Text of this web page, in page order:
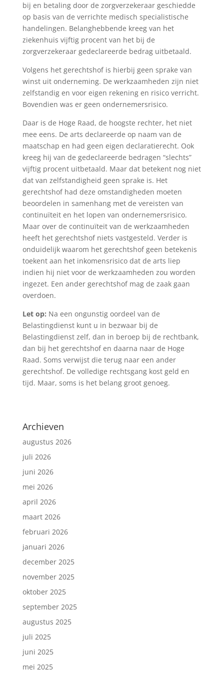
bij en betaling door de zorgverzekeraar geschiedde
op basis van de verrichte medisch specialistische
handelingen. Belanghebbende kreeg van het
ziekenhuis vijftig procent van het bij de
zorgverzekeraar gedeclareerde bedrag uitbetaald.
Volgens het gerechtshof is hierbij geen sprake van
winst uit onderneming. De werkzaamheden zijn niet
zelfstandig en voor eigen rekening en risico verricht.
Bovendien was er geen ondernemersrisico.
Daar is de Hoge Raad, de hoogste rechter, het niet
mee eens. De arts declareerde op naam van de
maatschap en had geen eigen declaratierecht. Ook
kreeg hij van de gedeclareerde bedragen “slechts”
vijftig procent uitbetaald. Maar dat betekent nog niet
dat van zelfstandigheid geen sprake is. Het
gerechtshof had deze omstandigheden moeten
beoordelen in samenhang met de vereisten van
continuïteit en het lopen van ondernemersrisico.
Maar over de continuïteit van de werkzaamheden
heeft het gerechtshof niets vastgesteld. Verder is
onduidelijk waarom het gerechtshof geen betekenis
toekent aan het inkomensrisico dat de arts liep
indien hij niet voor de werkzaamheden zou worden
ingezet. Een ander gerechtshof mag de zaak gaan
overdoen.
Let op: Na een ongunstig oordeel van de
Belastingdienst kunt u in bezwaar bij de
Belastingdienst zelf, dan in beroep bij de rechtbank,
dan bij het gerechtshof en daarna naar de Hoge
Raad. Soms verwijst die terug naar een ander
gerechtshof. De volledige rechtsgang kost geld en
tijd. Maar, soms is het belang groot genoeg.
Archieven
augustus 2026
juli 2026
juni 2026
mei 2026
april 2026
maart 2026
februari 2026
januari 2026
december 2025
november 2025
oktober 2025
september 2025
augustus 2025
juli 2025
juni 2025
mei 2025